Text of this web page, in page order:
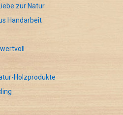
zur Natur
Handarbeit
Holzprodukte